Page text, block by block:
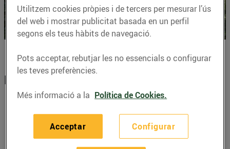
Receptes per celebrar Nadal
Utilitzem cookies pròpies i de tercers per mesurar l’ús
del web i mostrar publicitat basada en un perfil
segons els teus hàbits de navegació.
Pots acceptar, rebutjar les no essencials o configurar
les teves preferències.
Més informació a la Política de Cookies.
Configurar
Acceptar